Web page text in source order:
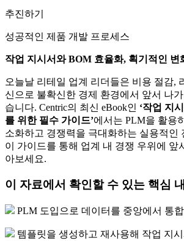
추진하기
성공적인 제품 개발 프로세스
작업 지시서와 BOM 효율화, 획기적인 변
오늘날 리테일 업계 리더들은 비용 절감,
신으로 불확신한 경제 환경에서 앞서 나
습니다. Centric의 최신 eBook인 ‘작업 지
를 위한 필수 가이드’에서는 PLM을 활용
소화하고 경쟁력을 극대화하는 실용적인
이 가이드를 통해 업계 내 경쟁 우위에 앞
아보세요.
이 자료에서 확인할 수 있는 핵심
PLM 도입으로 데이터를 중앙에서 통
템플릿을 생성하고 재사용해 작업 지